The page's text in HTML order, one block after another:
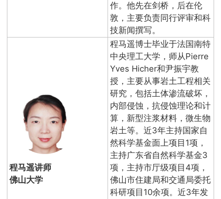
作。他先在剑桥，后在伦
敦，主要负责同行评审和科
技新闻撰写。
程马遥讲师
佛山大学
程马遥博士毕业于法国南特
中央理工大学，师从Pierre
Yves Hicher和尹振宇教
授，主要从事岩土工程相关
研究，包括土体渗流破坏，
内部侵蚀，抗侵蚀理论和计
算，新型注浆材料，微生物
岩土等。近3年主持国家自
然科学基金面上项目1项，
主持广东省自然科学基金3
项，主持市厅级项目4项，
佛山市住建局和交通局委托
科研项目10余项。近3年发